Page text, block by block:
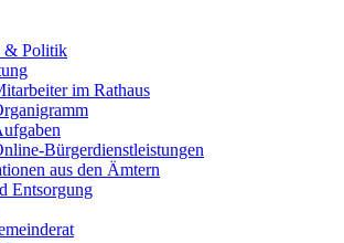
& Politik
im Rathaus
Bürgerdienstleistungen
aus den Ämtern
Entsorgung